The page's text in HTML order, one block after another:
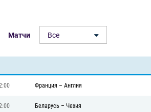
Матчи Все
Франция – Англия
Беларусь – Чехия